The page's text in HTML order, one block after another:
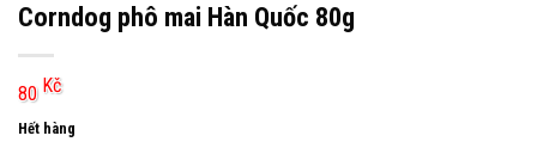
Corndog phô mai Hàn Quốc 80g
80 Kč
Hết hàng